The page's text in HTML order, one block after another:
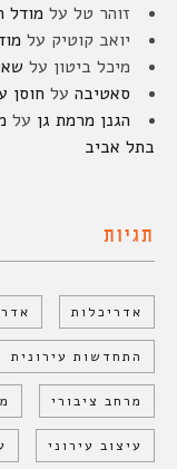
זוהר טל על מודל
יואב קוטיק על
מיכל ביטון על
סאטיבה על חוסן
הגנן מרמת גן על
בתל אביב
תגיות
אדריכלות
התחדשות עירונית
מרחב ציבורי
עיצוב עירוני